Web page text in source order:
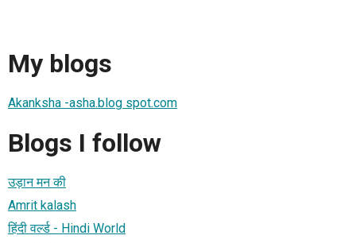
My blogs
Akanksha -asha.blog spot.com
Blogs I follow
उड़ान मन की
Amrit kalash
हिंदी वर्ल्ड - Hindi World